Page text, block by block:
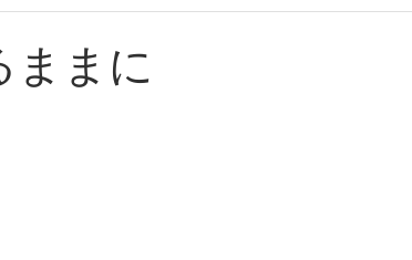
ままに